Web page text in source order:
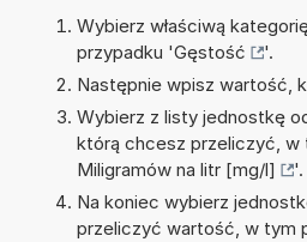
Wybierz właściwą
przypadku 'Gęstość
'.
Następnie wpisz wartość,
Wybierz z listy jednostkę
którą chcesz przeliczyć, w
Miligramów na litr [mg/l]
'.
Na koniec wybierz
przeliczyć wartość, w tym